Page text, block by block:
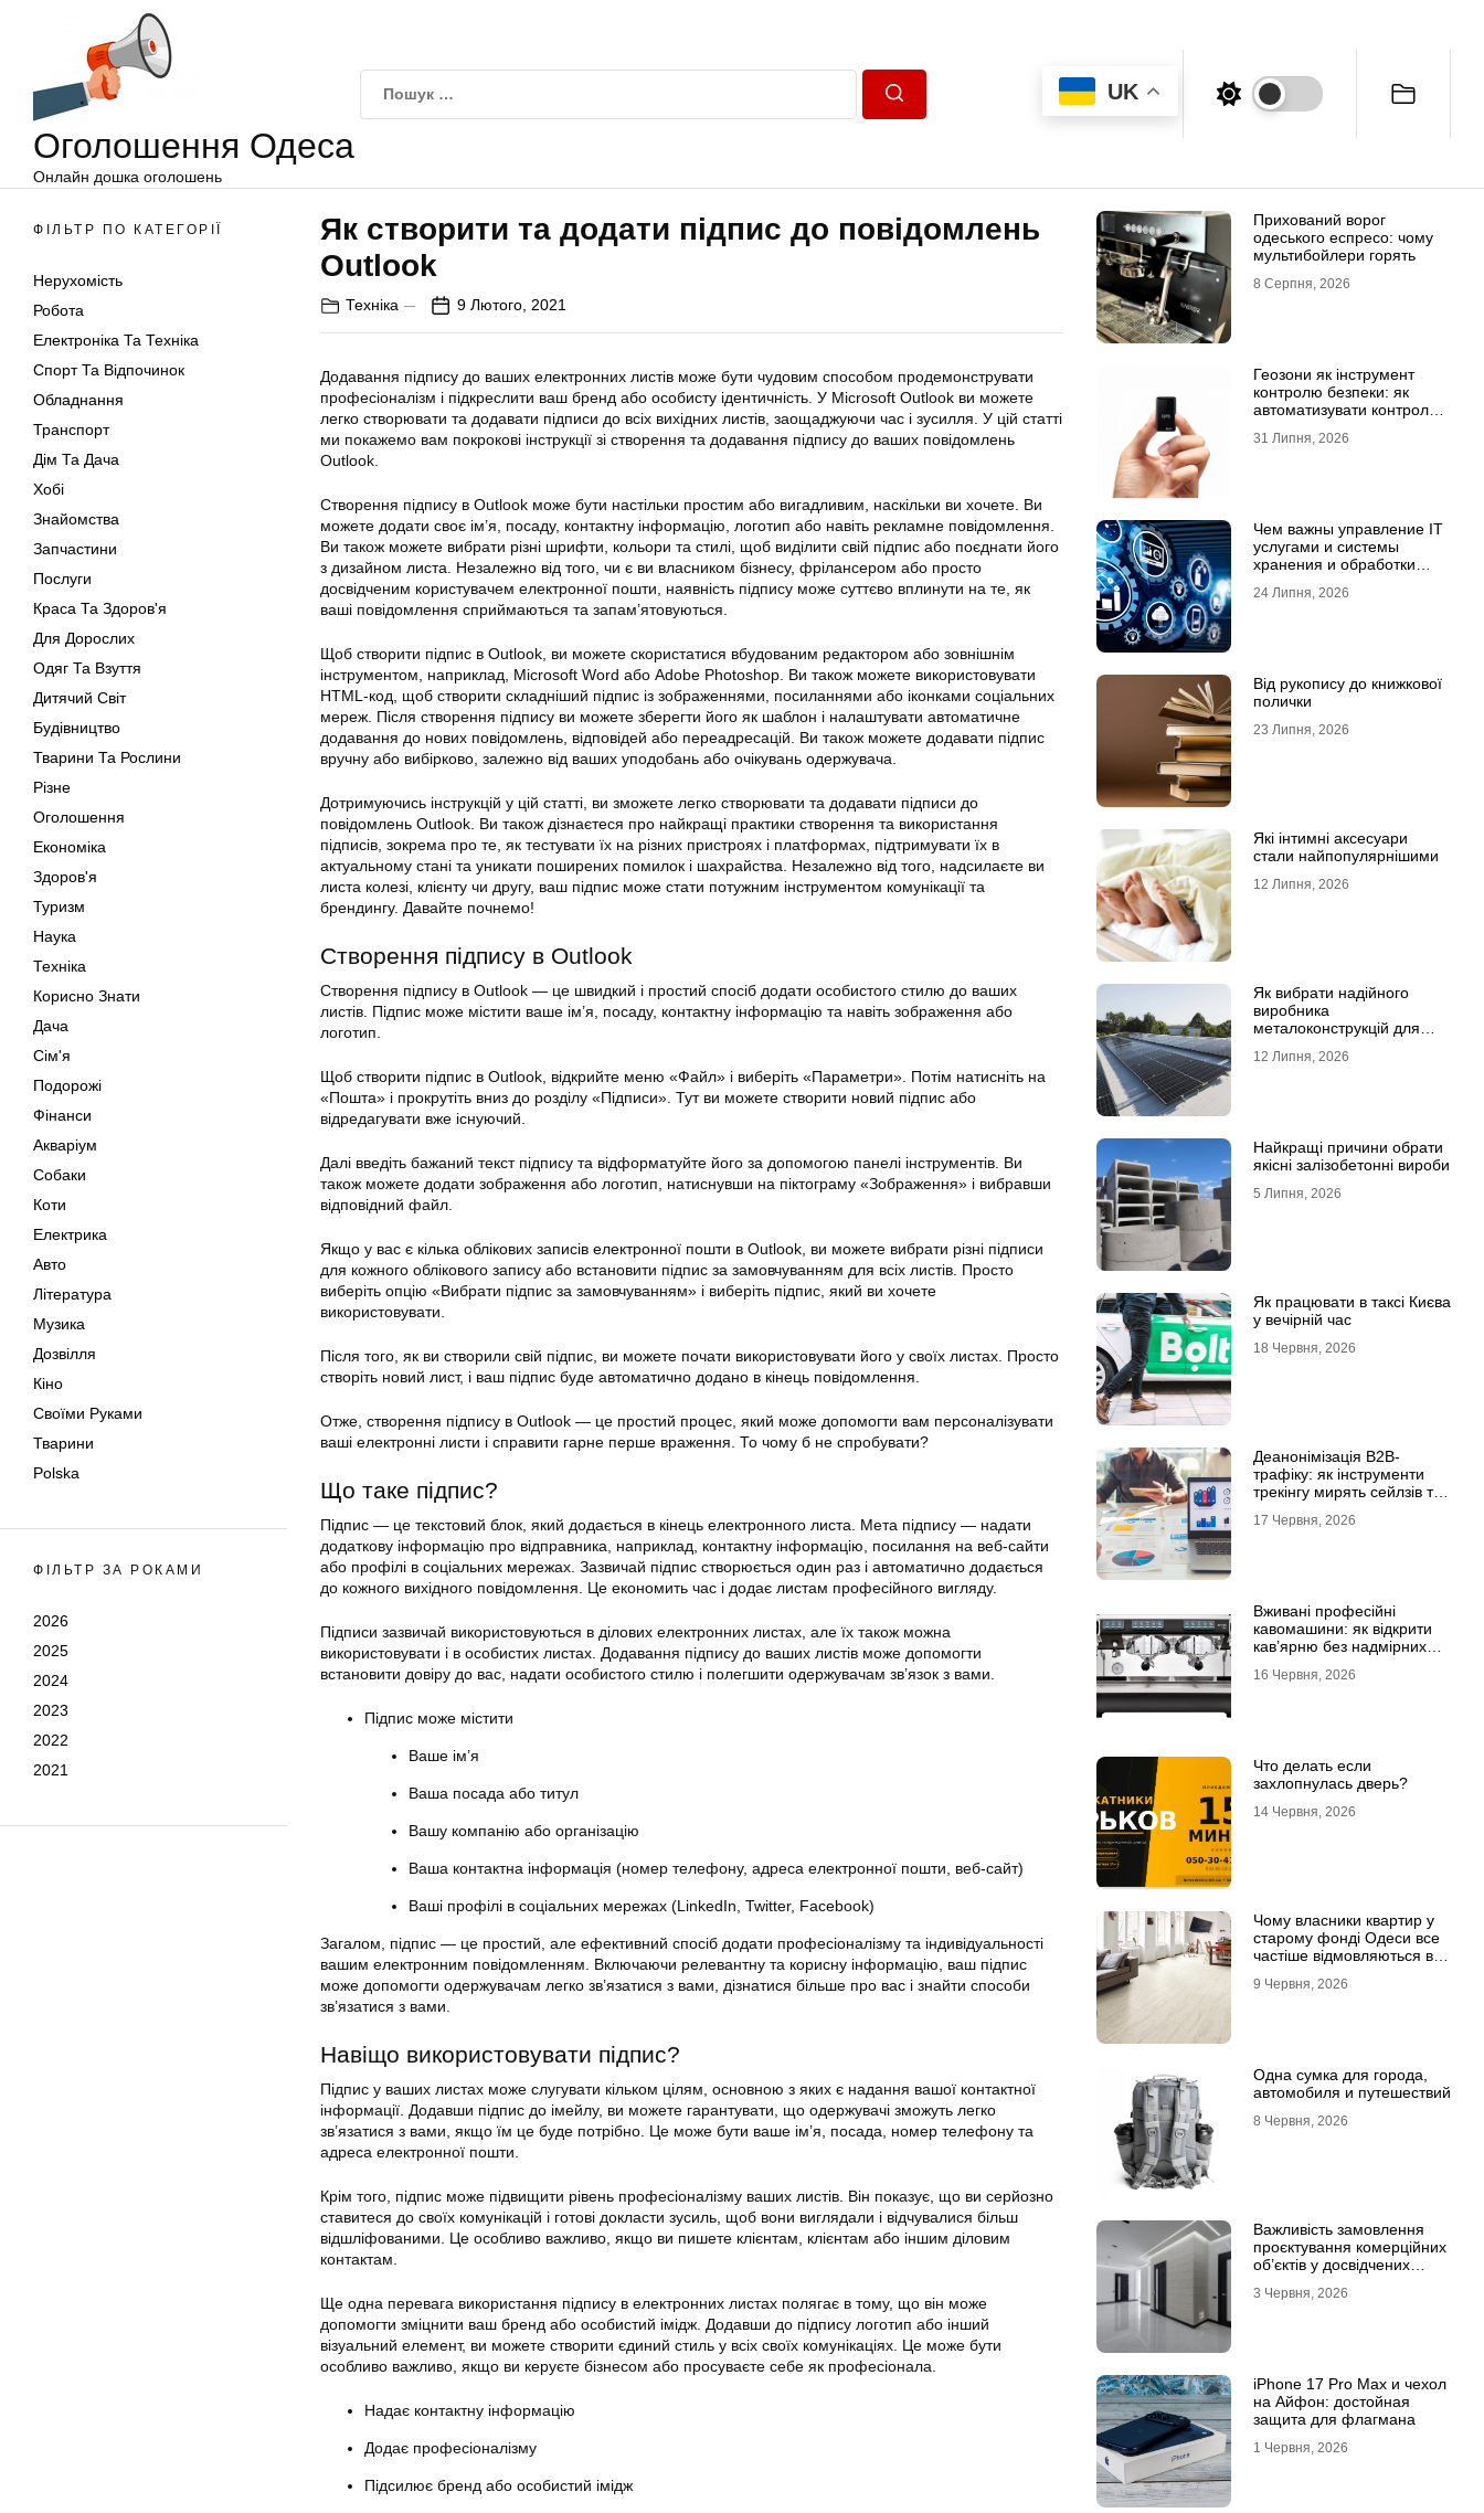
Оголошення Одеса
Онлайн дошка оголошень
UK
ФІЛЬТР ПО КАТЕГОРІЇ
Нерухомість
Робота
Електроніка Та Техніка
Спорт Та Відпочинок
Обладнання
Транспорт
Дім Та Дача
Хобі
Знайомства
Запчастини
Послуги
Краса Та Здоров'я
Для Дорослих
Одяг Та Взуття
Дитячий Світ
Будівництво
Тварини Та Рослини
Різне
Оголошення
Економіка
Здоров'я
Туризм
Наука
Техніка
Корисно Знати
Дача
Сім'я
Подорожі
Фінанси
Акваріум
Собаки
Коти
Електрика
Авто
Література
Музика
Дозвілля
Кіно
Своїми Руками
Тварини
Polska
ФІЛЬТР ЗА РОКАМИ
2026
2025
2024
2023
2022
2021
Як створити та додати підпис до повідомлень
Outlook
Техніка 9 Лютого, 2021
Додавання підпису до ваших електронних листів може бути чудовим способом продемонструвати
професіоналізм і підкреслити ваш бренд або особисту ідентичність. У Microsoft Outlook ви можете
легко створювати та додавати підписи до всіх вихідних листів, заощаджуючи час і зусилля. У цій статті
ми покажемо вам покрокові інструкції зі створення та додавання підпису до ваших повідомлень
Outlook.
Створення підпису в Outlook може бути настільки простим або вигадливим, наскільки ви хочете. Ви
можете додати своє ім’я, посаду, контактну інформацію, логотип або навіть рекламне повідомлення.
Ви також можете вибрати різні шрифти, кольори та стилі, щоб виділити свій підпис або поєднати його
з дизайном листа. Незалежно від того, чи є ви власником бізнесу, фрілансером або просто
досвідченим користувачем електронної пошти, наявність підпису може суттєво вплинути на те, як
ваші повідомлення сприймаються та запам’ятовуються.
Щоб створити підпис в Outlook, ви можете скористатися вбудованим редактором або зовнішнім
інструментом, наприклад, Microsoft Word або Adobe Photoshop. Ви також можете використовувати
HTML-код, щоб створити складніший підпис із зображеннями, посиланнями або іконками соціальних
мереж. Після створення підпису ви можете зберегти його як шаблон і налаштувати автоматичне
додавання до нових повідомлень, відповідей або переадресацій. Ви також можете додавати підпис
вручну або вибірково, залежно від ваших уподобань або очікувань одержувача.
Дотримуючись інструкцій у цій статті, ви зможете легко створювати та додавати підписи до
повідомлень Outlook. Ви також дізнаєтеся про найкращі практики створення та використання
підписів, зокрема про те, як тестувати їх на різних пристроях і платформах, підтримувати їх в
актуальному стані та уникати поширених помилок і шахрайства. Незалежно від того, надсилаєте ви
листа колезі, клієнту чи другу, ваш підпис може стати потужним інструментом комунікації та
брендингу. Давайте почнемо!
Створення підпису в Outlook
Створення підпису в Outlook — це швидкий і простий спосіб додати особистого стилю до ваших
листів. Підпис може містити ваше ім’я, посаду, контактну інформацію та навіть зображення або
логотип.
Щоб створити підпис в Outlook, відкрийте меню «Файл» і виберіть «Параметри». Потім натисніть на
«Пошта» і прокрутіть вниз до розділу «Підписи». Тут ви можете створити новий підпис або
відредагувати вже існуючий.
Далі введіть бажаний текст підпису та відформатуйте його за допомогою панелі інструментів. Ви
також можете додати зображення або логотип, натиснувши на піктограму «Зображення» і вибравши
відповідний файл.
Якщо у вас є кілька облікових записів електронної пошти в Outlook, ви можете вибрати різні підписи
для кожного облікового запису або встановити підпис за замовчуванням для всіх листів. Просто
виберіть опцію «Вибрати підпис за замовчуванням» і виберіть підпис, який ви хочете
використовувати.
Після того, як ви створили свій підпис, ви можете почати використовувати його у своїх листах. Просто
створіть новий лист, і ваш підпис буде автоматично додано в кінець повідомлення.
Отже, створення підпису в Outlook — це простий процес, який може допомогти вам персоналізувати
ваші електронні листи і справити гарне перше враження. То чому б не спробувати?
Що таке підпис?
Підпис — це текстовий блок, який додається в кінець електронного листа. Мета підпису — надати
додаткову інформацію про відправника, наприклад, контактну інформацію, посилання на веб-сайти
або профілі в соціальних мережах. Зазвичай підпис створюється один раз і автоматично додається
до кожного вихідного повідомлення. Це економить час і додає листам професійного вигляду.
Підписи зазвичай використовуються в ділових електронних листах, але їх також можна
використовувати і в особистих листах. Додавання підпису до ваших листів може допомогти
встановити довіру до вас, надати особистого стилю і полегшити одержувачам зв’язок з вами.
Підпис може містити
Ваше ім’я
Ваша посада або титул
Вашу компанію або організацію
Ваша контактна інформація (номер телефону, адреса електронної пошти, веб-сайт)
Ваші профілі в соціальних мережах (LinkedIn, Twitter, Facebook)
Загалом, підпис — це простий, але ефективний спосіб додати професіоналізму та індивідуальності
вашим електронним повідомленням. Включаючи релевантну та корисну інформацію, ваш підпис
може допомогти одержувачам легко зв’язатися з вами, дізнатися більше про вас і знайти способи
зв’язатися з вами.
Навіщо використовувати підпис?
Підпис у ваших листах може слугувати кільком цілям, основною з яких є надання вашої контактної
інформації. Додавши підпис до імейлу, ви можете гарантувати, що одержувачі зможуть легко
зв’язатися з вами, якщо їм це буде потрібно. Це може бути ваше ім’я, посада, номер телефону та
адреса електронної пошти.
Крім того, підпис може підвищити рівень професіоналізму ваших листів. Він показує, що ви серйозно
ставитеся до своїх комунікацій і готові докласти зусиль, щоб вони виглядали і відчувалися більш
відшліфованими. Це особливо важливо, якщо ви пишете клієнтам, клієнтам або іншим діловим
контактам.
Ще одна перевага використання підпису в електронних листах полягає в тому, що він може
допомогти зміцнити ваш бренд або особистий імідж. Додавши до підпису логотип або інший
візуальний елемент, ви можете створити єдиний стиль у всіх своїх комунікаціях. Це може бути
особливо важливо, якщо ви керуєте бізнесом або просуваєте себе як професіонала.
Надає контактну інформацію
Додає професіоналізму
Підсилює бренд або особистий імідж
Прихований ворог
одеського еспресо: чому
мультибойлери горять
8 Серпня, 2026
Геозони як інструмент
контролю безпеки: як
автоматизувати контроль
31 Липня, 2026
Чем важны управление IT
услугами и системы
хранения и обработки
24 Липня, 2026
Від рукопису до книжкової
полички
23 Липня, 2026
Які інтимні аксесуари
стали найпопулярнішими
12 Липня, 2026
Як вибрати надійного
виробника
металоконструкцій для
12 Липня, 2026
Найкращі причини обрати
якісні залізобетонні вироби
5 Липня, 2026
Як працювати в таксі Києва
у вечірній час
18 Червня, 2026
Деанонімізація B2B-
трафіку: як інструменти
трекінгу мирять сейлзів та
17 Червня, 2026
Вживані професійні
кавомашини: як відкрити
кав’ярню без надмірних
16 Червня, 2026
Что делать если
захлопнулась дверь?
14 Червня, 2026
Чому власники квартир у
старому фонді Одеси все
частіше відмовляються від
ламінату
9 Червня, 2026
Одна сумка для города,
автомобиля и путешествий
8 Червня, 2026
Важливість замовлення
проєктування комерційних
об’єктів у досвідчених
3 Червня, 2026
iPhone 17 Pro Max и чехол
на Айфон: достойная
защита для флагмана
1 Червня, 2026